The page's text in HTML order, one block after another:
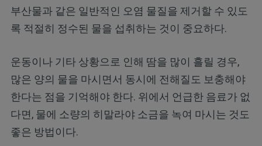
부산물과 같은 일반적인 오염 물질을 제거할 수 있도
록 적절히 정수된 물을 섭취하는 것이 중요하다.
운동이나 기타 상황으로 인해 땀을 많이 흘릴 경우,
많은 양의 물을 마시면서 동시에 전해질도 보충해야
한다는 점을 기억해야 한다. 위에서 언급한 음료가 없
다면, 물에 소량의 히말라야 소금을 녹여 마시는 것도
좋은 방법이다.